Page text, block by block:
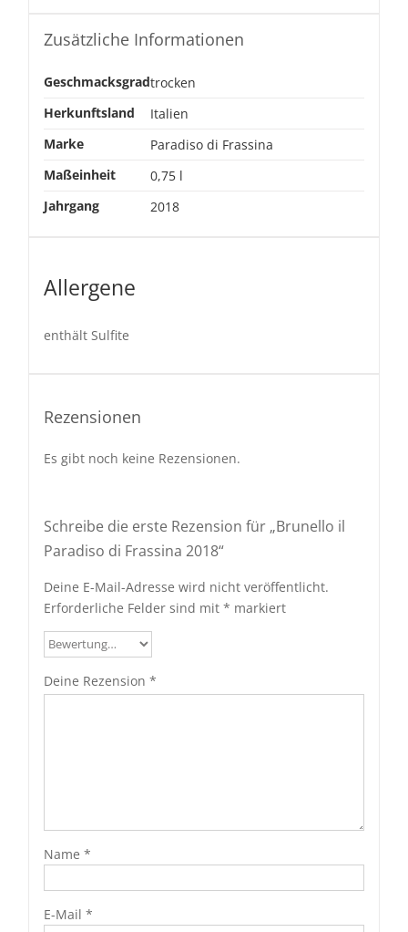
Zusätzliche Informationen
Geschmacksgradtrocken
Herkunftsland
Italien
Marke
Paradiso di Frassina
Maßeinheit
0,75 l
Jahrgang
2018
Allergene
enthält Sulfite
Rezensionen
Es gibt noch keine Rezensionen.
Schreibe die erste Rezension für „Brunello il
Paradiso di Frassina 2018“
Deine E-Mail-Adresse wird nicht veröffentlicht.
Erforderliche Felder sind mit * markiert
Deine Rezension *
Name *
E-Mail *